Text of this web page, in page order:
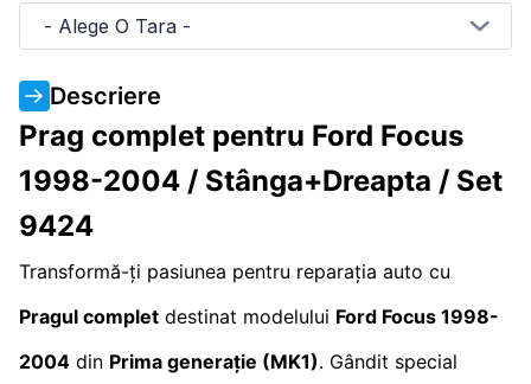
- Alege O Tara -
Descriere
Prag complet pentru Ford Focus
1998-2004 / Stânga+Dreapta / Set
9424
Transformă-ți pasiunea pentru reparația auto cu
Pragul complet destinat modelului Ford Focus 1998-
2004 din Prima generație (MK1). Gândit special